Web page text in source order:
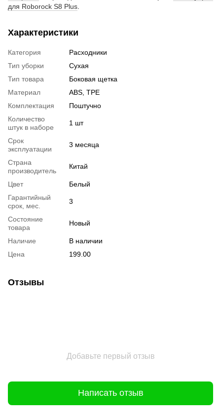
для Roborock S8 Plus
Характеристики
Категория
Расходники
Тип уборки
Сухая
Тип товара
Боковая щетка
Материал
ABS, TPE
Комплектация
Поштучно
Количество
штук в наборе
1 шт
Срок
эксплуатации
3 месяца
Страна
производитель
Китай
Цвет
Белый
Гарантийный
срок, мес.
3
Состояние
товара
Новый
Наличие
В наличии
Цена
199.00
Отзывы
Добавьте первый отзыв
Написать отзыв